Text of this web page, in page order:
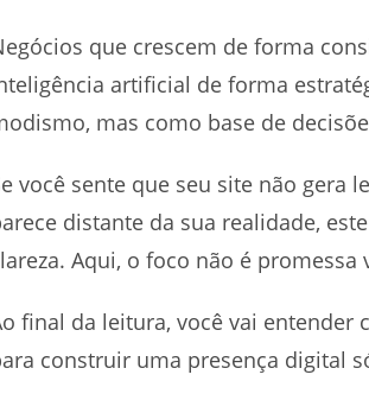
que crescem de forma
artificial de forma
mas como base de
você sente que seu site não gera
distante da sua realidade,
Aqui, o foco não é promessa
final da leitura, você vai entender
construir uma presença digital